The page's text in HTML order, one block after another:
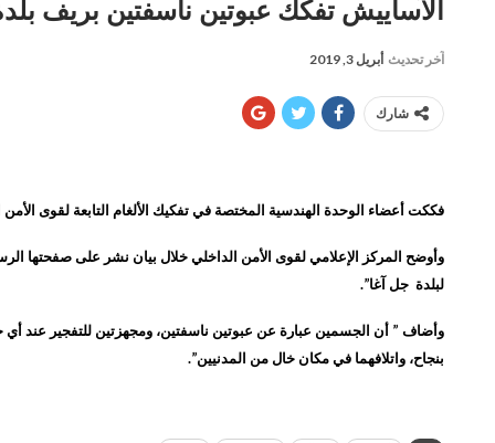
الآساييش تفكك عبوتين ناسفتين بريف
آخر تحديث أبريل 3, 2019
شارك
فككت أعضاء الوحدة الهندسية المختصة في تفكيك الألغام التابعة لقوى
وأوضح المركز الإعلامي لقوى الأمن الداخلي خلال بيان نشر على صفحتها
لبلدة جل آغا”.
وأضاف ” أن الجسمين عبارة عن عبوتين ناسفتين، ومجهزتين للتفجير عند أي
بنجاح، واتلافهما في مكان خال من المدنيين”.